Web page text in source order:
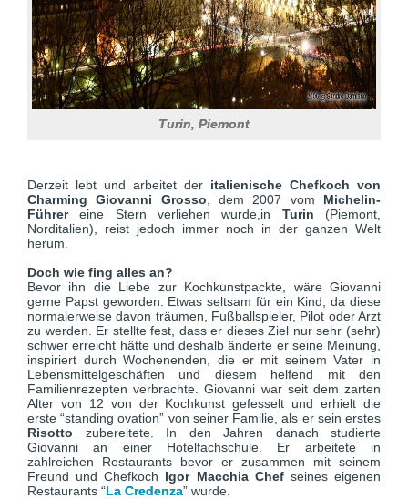
Turin, Piemont
Derzeit lebt und arbeitet der italienische Chefkoch von
Charming Giovanni Grosso , dem 2007 vom Michelin-
Führereine Stern verliehen wurde,in Turin (Piemont,
Norditalien), reist jedoch immer noch in der ganzen Welt
herum.
Doch wie fing alles an?
Bevor ihn die Liebe zur Kochkunstpackte, wäre Giovanni
gerne Papst geworden. Etwas seltsam für ein Kind, da diese
normalerweise davon träumen, Fußballspieler, Pilot oder Arzt
zu werden. Er stellte fest, dass er dieses Ziel nur sehr (sehr)
schwer erreicht hätte und deshalb änderte er seine Meinung,
inspiriert durch Wochenenden, die er mit seinem Vater in
Lebensmittelgeschäften und diesem helfend mit den
Familienrezepten verbrachte. Giovanni war seit dem zarten
Alter von 12 von der Kochkunst gefesselt und erhielt die
erste “standing ovation” von seiner Familie, als er sein erstes
Risotto zubereitete. In den Jahren danach studierte
Giovanni an einer Hotelfachschule. Er arbeitete in
zahlreichen Restaurants bevor er zusammen mit seinem
Freund und Chefkoch Igor Macchia Chefseines eigenen
Restaurants “La Credenza” wurde.